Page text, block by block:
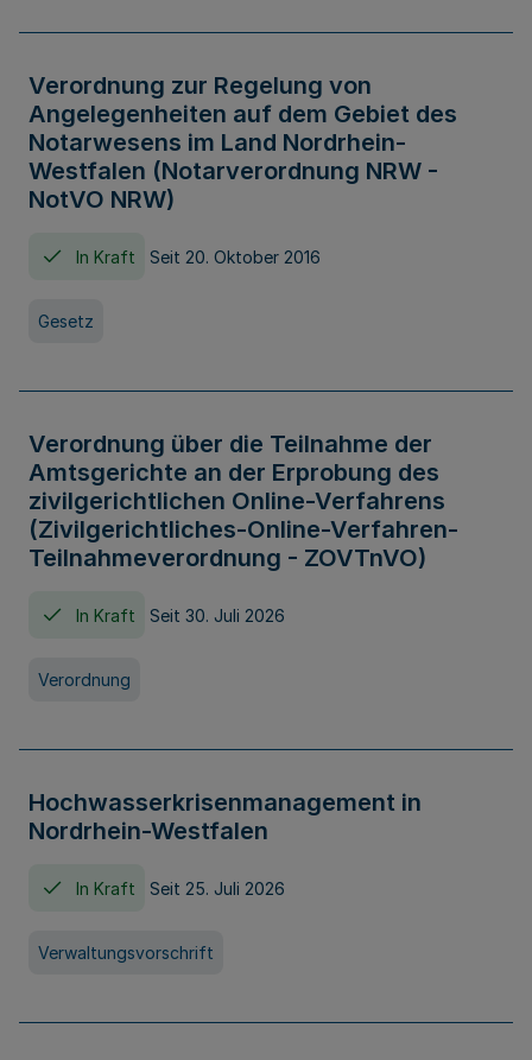
Verordnung zur Regelung von
Angelegenheiten auf dem Gebiet des
Notarwesens im Land Nordrhein-
Westfalen (Notarverordnung NRW -
NotVO NRW)
In Kraft Seit 20. Oktober 2016
Gesetz
Verordnung über die Teilnahme der
Amtsgerichte an der Erprobung des
zivilgerichtlichen Online-Verfahrens
(Zivilgerichtliches-Online-Verfahren-
Teilnahmeverordnung - ZOVTnVO)
In Kraft Seit 30. Juli 2026
Verordnung
Hochwasserkrisenmanagement in
Nordrhein-Westfalen
In Kraft Seit 25. Juli 2026
Verwaltungsvorschrift